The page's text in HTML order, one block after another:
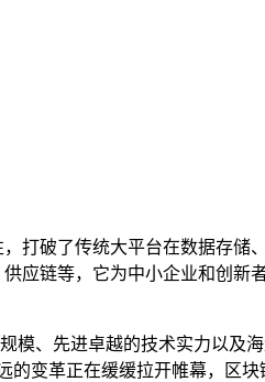
打破了传统大平台在数据存储
应链等，它为中小企业和创新
、先进卓越的技术实力以及
变革正在缓缓拉开帷幕，区